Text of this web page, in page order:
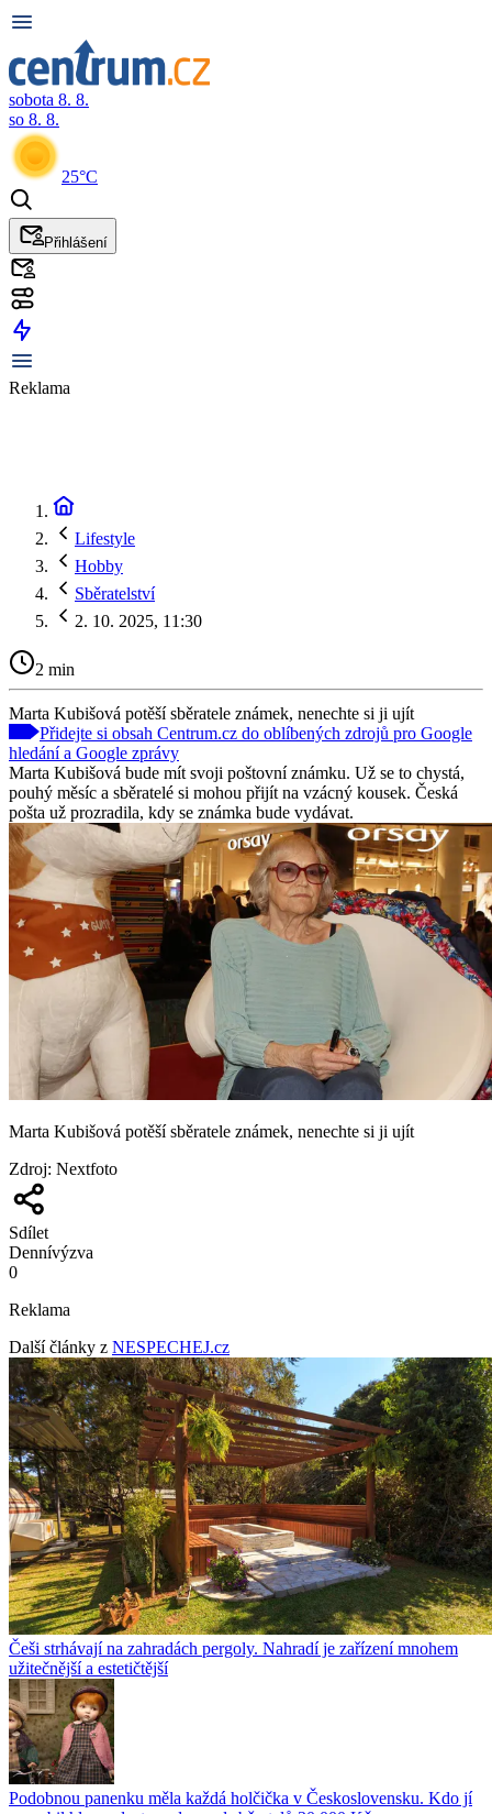
sobota 8. 8.
so 8. 8.
25°C
Přihlášení
Reklama
Lifestyle
Hobby
Sběratelství
2. 10. 2025, 11:30
2 min
Marta Kubišová potěší sběratele známek, nenechte si ji ujít
Přidejte si obsah Centrum.cz do oblíbených zdrojů pro Google
hledání a Google zprávy
Marta Kubišová bude mít svoji poštovní známku. Už se to chystá,
pouhý měsíc a sběratelé si mohou přijít na vzácný kousek. Česká
pošta už prozradila, kdy se známka bude vydávat.
Marta Kubišová potěší sběratele známek, nenechte si ji ujít
Zdroj: Nextfoto
Sdílet
Dennívýzva
0
Reklama
Další články z NESPECHEJ.cz
Češi strhávají na zahradách pergoly. Nahradí je zařízení mnohem
užitečnější a estetičtější
Podobnou panenku měla každá holčička v Československu. Kdo jí